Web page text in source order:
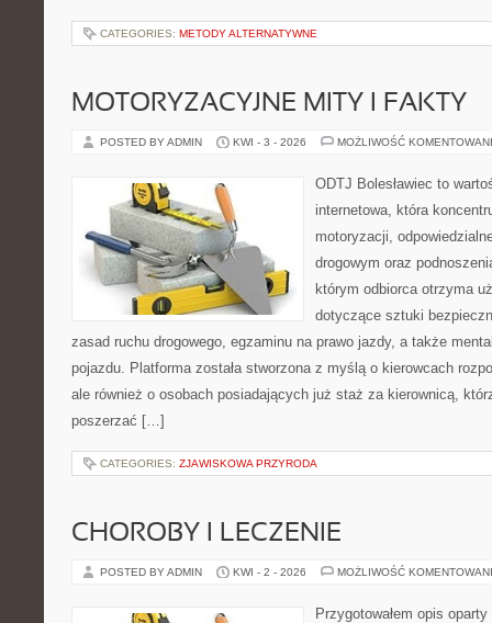
CATEGORIES: METODY ALTERNATYWNE
MOTORYZACYJNE MITY I FAKTY
POSTED BY ADMIN KWI - 3 - 2026 MOŻLIWOŚĆ
ODTJ Bolesławiec to
internetowa, która
motoryzacji,
drogowym oraz
którym odbiorca otrzyma
dotyczące sztuki
zasad ruchu drogowego, egzaminu na prawo jazdy, a także
pojazdu. Platforma została stworzona z myślą o kierowcach
ale również o osobach posiadających już staż za kierownicą,
poszerzać […]
CATEGORIES: ZJAWISKOWA PRZYRODA
CHOROBY I LECZENIE
POSTED BY ADMIN KWI - 2 - 2026 MOŻLIWOŚĆ
Przygotowałem opis